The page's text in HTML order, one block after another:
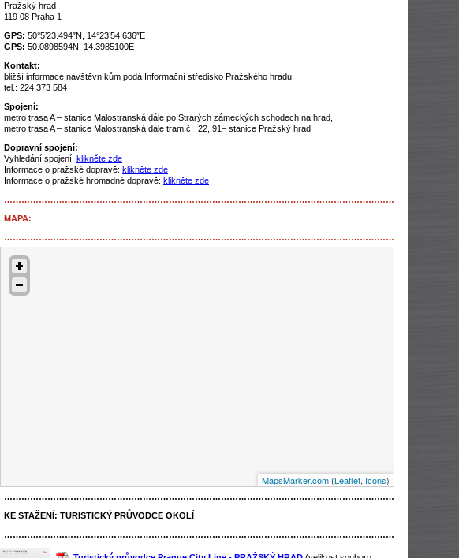
Pražský hrad
119 08 Praha 1
GPS: 50°5’23.494″N, 14°23’54.636″E
GPS: 50.0898594N, 14.3985100E
Kontakt:
bližší informace návštěvníkům podá Informační středisko Pražského hradu,
tel.: 224 373 584
Spojení:
metro trasa A – stanice Malostranská dále po Strarých zámeckých schodech na hrad,
metro trasa A – stanice Malostranská dále tram č. 22, 91– stanice Pražský hrad
Dopravní spojení:
Vyhledání spojení: klikněte zde
Informace o pražské dopravě: klikněte zde
Informace o pražské hromadné dopravě: klikněte zde
………………………………………………………………………………………………………………………
MAPA:
………………………………………………………………………………………………………………………
MapsMarker.com (Leaflet, Icons)
………………………………………………………………………………………………………………………
KE STAŽENÍ: TURISTICKÝ PRŮVODCE OKOLÍ
………………………………………………………………………………………………………………………